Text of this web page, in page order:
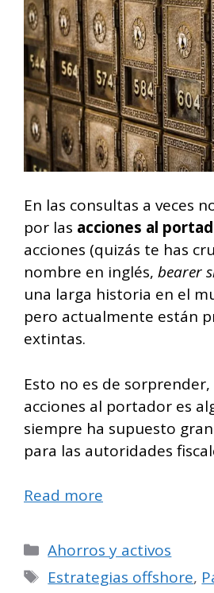
En las consultas a veces
por las acciones al
acciones (quizás te has
nombre en inglés, bearer
una larga historia en el
pero actualmente están
extintas.
Esto no es de sorprender,
acciones al portador es
siempre ha supuesto
para las autoridades
Read more
Categorías
Ahorros y activos
Etiquetas
Estrategias offshore,